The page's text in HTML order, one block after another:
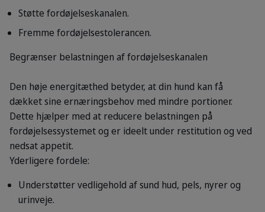
Støtte fordøjelseskanalen.
Fremme fordøjelsestolerancen.
Begrænser belastningen af fordøjelseskanalen
Den høje energitæthed betyder, at din hund kan få
dækket sine ernæringsbehov med mindre portioner.
Dette hjælper med at reducere belastningen på
fordøjelsessystemet og er ideelt under restitution og ved
nedsat appetit.
Yderligere fordele:
Understøtter vedligehold af sund hud, pels, nyrer og
urinveje.